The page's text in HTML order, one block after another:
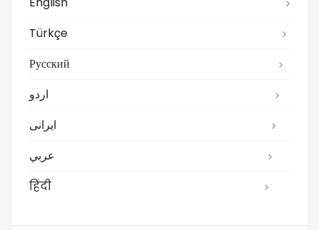
Türkçe
Русский
اردو
ایرانی
عربي
हिंदी